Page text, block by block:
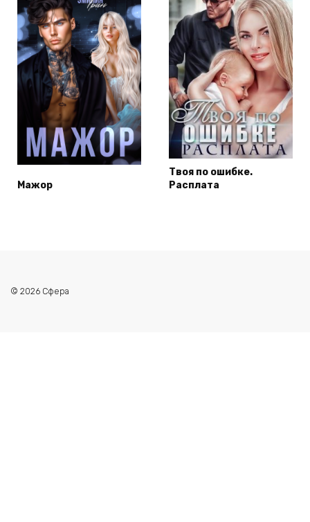
Мажор
Твоя по ошибке.
Расплата
© 2026 Сфера